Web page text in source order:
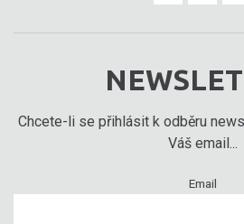
Chcete-li se přihlásit k odběru
Váš email...
Email